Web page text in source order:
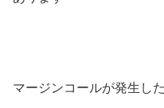
マージンコールが発生し